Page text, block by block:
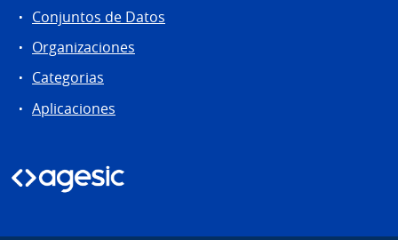
Conjuntos de Datos
Organizaciones
Categorias
Aplicaciones